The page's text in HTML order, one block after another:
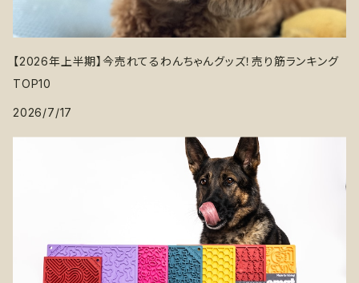
【2026年上半期】今売れてるわんちゃんグッズ！売り筋ランキング
TOP10
2026/7/17